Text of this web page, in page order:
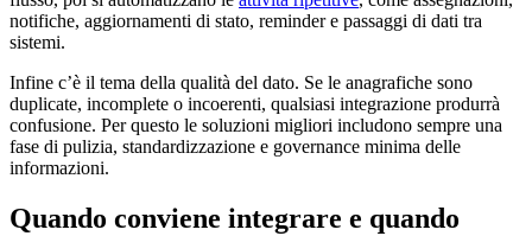
notifiche, aggiornamenti di stato, reminder e passaggi di dati tra
sistemi.
Infine c’è il tema della qualità del dato. Se le anagrafiche sono
duplicate, incomplete o incoerenti, qualsiasi integrazione produrrà
confusione. Per questo le soluzioni migliori includono sempre una
fase di pulizia, standardizzazione e governance minima delle
informazioni.
Quando conviene integrare e quando